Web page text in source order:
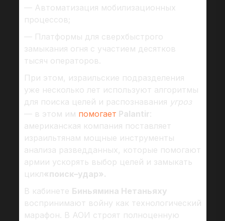
— Автоматизация мобилизационных
процессов;
— Платформы для сверхбыстрого
замыкания огня с участием десятков
тысяч операторов.
При этом, израильские подразделения
уже несколько лет используют алгоритмы
для поиска целей и распознавания угроз
— в этом им помогает Palantir:
американская компания поставляет
израильтянам мощные инструменты
анализа разведданных, которые помогают
армии ускорять выбор целей и замыкать
цикл«поиск–удар».
В кабинете Биньямина Нетаньяху
воспринимают войну как технологический
марафон. В АОИ строят полноценную